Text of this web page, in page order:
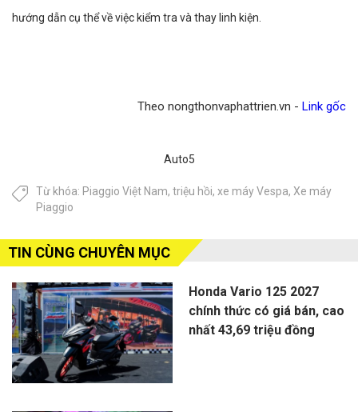
hướng dẫn cụ thể về việc kiểm tra và thay linh kiện.
Theo nongthonvaphattrien.vn - Link gốc
Auto5
Từ khóa: Piaggio Việt Nam, triệu hồi, xe máy Vespa, Xe máy
Piaggio
TIN CÙNG CHUYÊN MỤC
Honda Vario 125 2027
chính thức có giá bán, cao
nhất 43,69 triệu đồng